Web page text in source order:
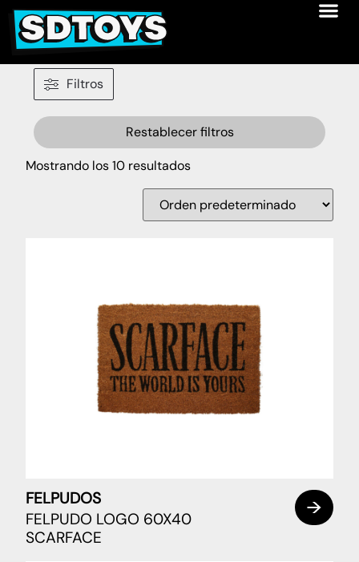
Filtros
Restablecer filtros
Mostrando los 10 resultados
FELPUDOS
FELPUDO LOGO 60X40
SCARFACE